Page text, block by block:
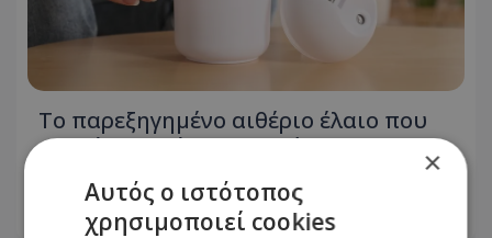
Το παρεξηγημένο αιθέριο έλαιο που
κρατά μακριά τα κουνούπια για 3
06.08.2026 - 07:18
×
Αυτός ο ιστότοπος
χρησιμοποιεί cookies